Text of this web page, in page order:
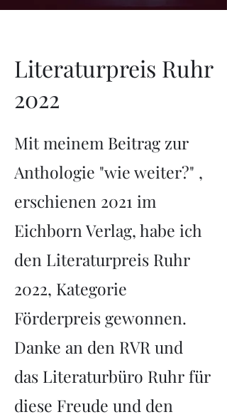
Literaturpreis Ruhr
2022
Mit meinem Beitrag zur
Anthologie "wie weiter?" ,
erschienen 2021 im
Eichborn Verlag, habe ich
den Literaturpreis Ruhr
2022, Kategorie
Förderpreis gewonnen.
Danke an den RVR und
das Literaturbüro Ruhr für
diese Freude und den